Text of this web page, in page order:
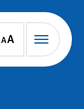
AA